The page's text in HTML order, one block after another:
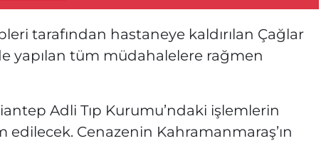
tarafından hastaneye kaldırılan Çağlar
yapılan tüm müdahalelere rağmen
Adli Tıp Kurumu’ndaki işlemlerin
edilecek. Cenazenin Kahramanmaraş’ın